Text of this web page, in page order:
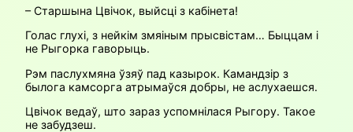
– Старшына Цвічок, выйсці з кабінета!
Голас глухі, з нейкім змяіным прысвістам… Быццам і
не Рыгорка гаворыць.
Рэм паслухмяна ўзяў пад казырок. Камандзір з
былога камсорга атрымаўся добры, не аслухаешся.
Цвічок ведаў, што зараз успомнілася Рыгору. Такое
не забудзеш.